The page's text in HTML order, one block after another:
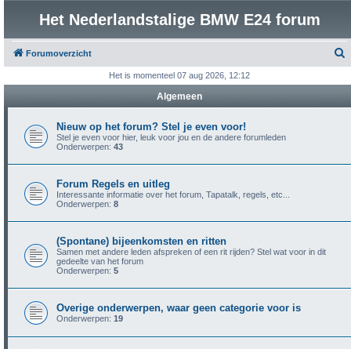
Het Nederlandstalige BMW E24 forum
Forumoverzicht
k
Het is momenteel 07 aug 2026, 12:12
Algemeen
Nieuw op het forum? Stel je even voor!
Stel je even voor hier, leuk voor jou en de andere forumleden
Onderwerpen: 43
Forum Regels en uitleg
Interessante informatie over het forum, Tapatalk, regels, etc...
Onderwerpen: 8
(Spontane) bijeenkomsten en ritten
Samen met andere leden afspreken of een rit rijden? Stel wat voor in dit
gedeelte van het forum
Onderwerpen: 5
Overige onderwerpen, waar geen categorie voor is
Onderwerpen: 19